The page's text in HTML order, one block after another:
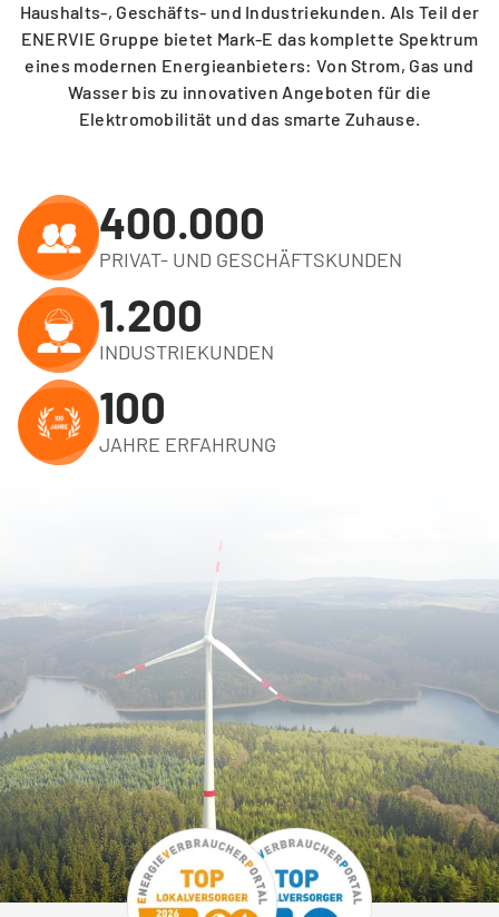
Haushalts-, Geschäfts- und Industriekunden. Als Teil der
ENERVIE Gruppe bietet Mark-E das komplette Spektrum
eines modernen Energieanbieters: Von Strom, Gas und
Wasser bis zu innovativen Angeboten für die
Elektromobilität und das smarte Zuhause.
400.000
PRIVAT- UND GESCHÄFTSKUNDEN
1.200
INDUSTRIEKUNDEN
100
JAHRE ERFAHRUNG